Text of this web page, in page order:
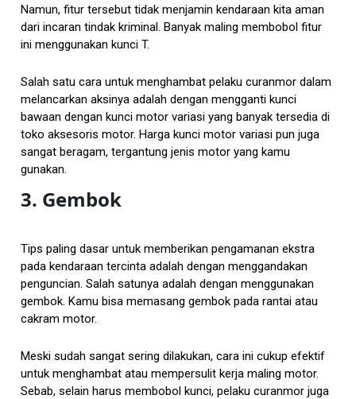
Namun, fitur tersebut tidak menjamin kendaraan kita aman
dari incaran tindak kriminal. Banyak maling membobol fitur
ini menggunakan kunci T.
Salah satu cara untuk menghambat pelaku curanmor dalam
melancarkan aksinya adalah dengan mengganti kunci
bawaan dengan kunci motor variasi yang banyak tersedia di
toko aksesoris motor. Harga kunci motor variasi pun juga
sangat beragam, tergantung jenis motor yang kamu
gunakan.
3. Gembok
Tips paling dasar untuk memberikan pengamanan ekstra
pada kendaraan tercinta adalah dengan menggandakan
penguncian. Salah satunya adalah dengan menggunakan
gembok. Kamu bisa memasang gembok pada rantai atau
cakram motor.
Meski sudah sangat sering dilakukan, cara ini cukup efektif
untuk menghambat atau mempersulit kerja maling motor.
Sebab, selain harus membobol kunci, pelaku curanmor juga